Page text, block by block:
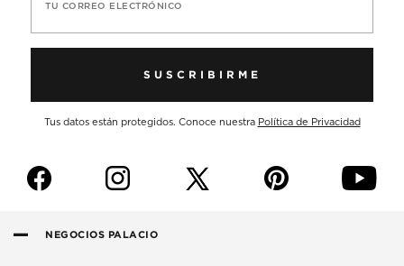
TU CORREO ELECTRÓNICO
SUSCRIBIRME
Tus datos están protegidos. Conoce nuestra Política de Privacidad
f i p y
NEGOCIOS PALACIO